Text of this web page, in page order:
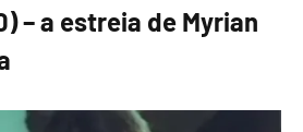
– a estreia de Myrian